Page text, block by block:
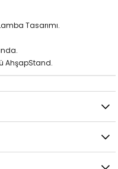
Tasarımı.
AhşapStand.